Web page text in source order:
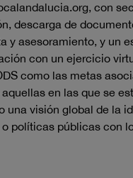
con
descarga de
y asesoramiento, y un
con un ejercicio
como las metas
en las que se
una visión global de la
políticas públicas con